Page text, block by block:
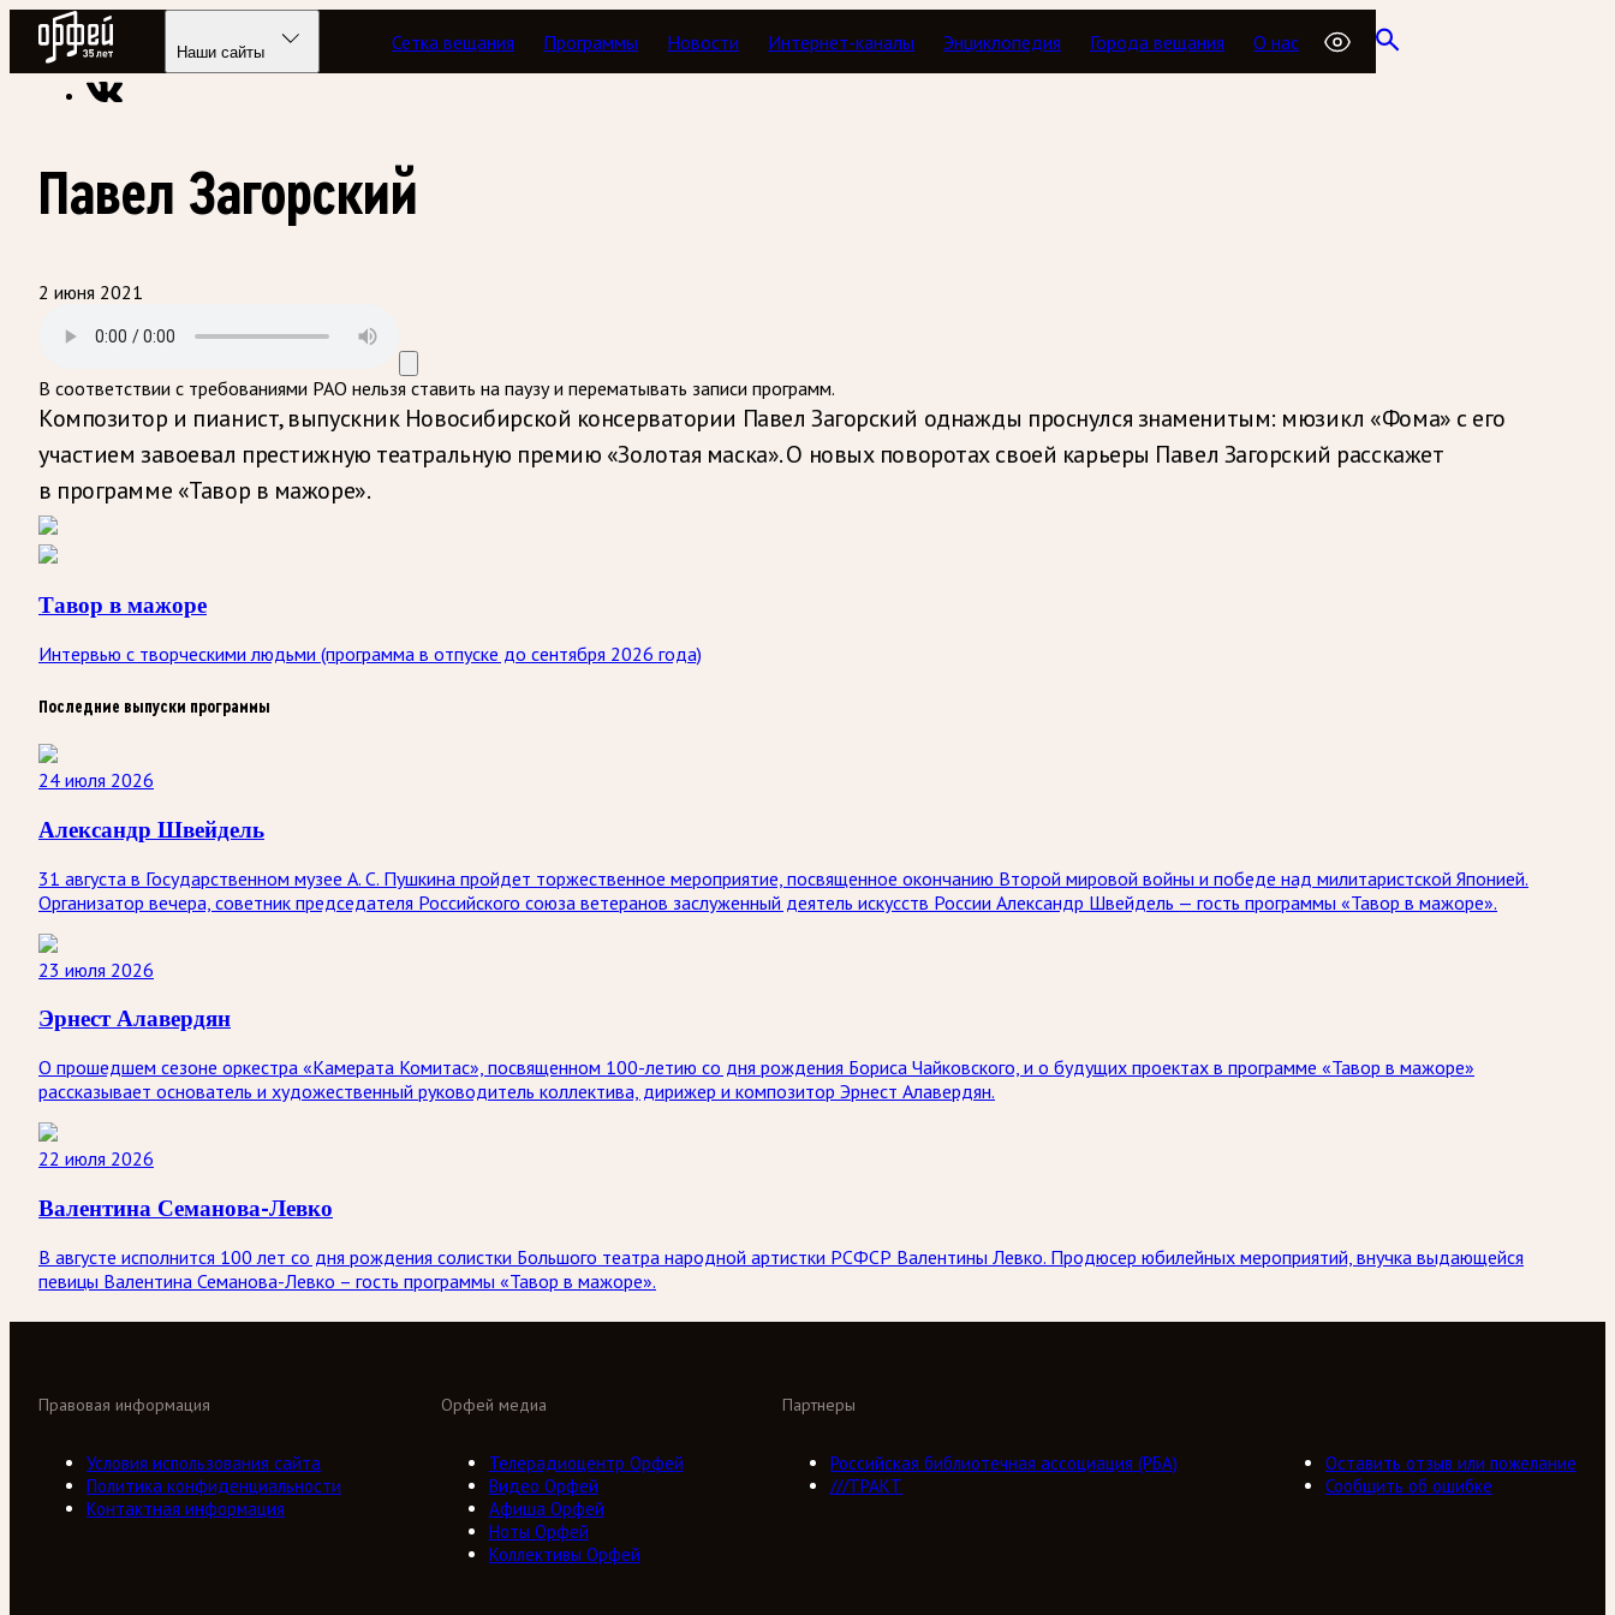
Радио Орфей
Наши сайты Сетка вещания Программы Новости Интернет-каналы Энциклопедия Города вещания О нас
Радио классической музыки «Орфей» Программы в эфире Тавор в мажоре
Павел Загорский
2 июня 2021
В соответствии с требованиями РАО нельзя ставить на паузу и перематывать записи программ.
Композитор и пианист, выпускник Новосибирской консерватории Павел Загорский однажды проснулся знаменитым: мюзикл «Фома» с его
участием завоевал престижную театральную премию «Золотая маска». О новых поворотах своей карьеры Павел Загорский расскажет
в программе «Тавор в мажоре».
Тавор в мажоре
Интервью с творческими людьми (программа в отпуске до сентября 2026 года)
Последние выпуски программы
24 июля 2026
Александр Швейдель
31 августа в Государственном музее А. С. Пушкина пройдет торжественное мероприятие, посвященное окончанию Второй мировой войны и победе над милитаристской Японией.
Организатор вечера, советник председателя Российского союза ветеранов заслуженный деятель искусств России Александр Швейдель — гость программы «Тавор в мажоре».
23 июля 2026
Эрнест Алавердян
О прошедшем сезоне оркестра «Камерата Комитас», посвященном 100-летию со дня рождения Бориса Чайковского, и о будущих проектах в программе «Тавор в мажоре»
рассказывает основатель и художественный руководитель коллектива, дирижер и композитор Эрнест Алавердян.
22 июля 2026
Валентина Семанова-Левко
В августе исполнится 100 лет со дня рождения солистки Большого театра народной артистки РСФСР Валентины Левко. Продюсер юбилейных мероприятий, внучка выдающейся
певицы Валентина Семанова-Левко – гость программы «Тавор в мажоре».
Орфей медиа
Телерадиоцентр Орфей
Видео Орфей
Афиша Орфей
Ноты Орфей
Коллективы Орфей
Партнеры
Российская библиотечная ассоциация (РБА)
///ТРАКТ
Правовая информация
Условия использования сайта
Политика конфиденциальности
Контактная информация
Оставить отзыв или пожелание
Сообщить об ошибке